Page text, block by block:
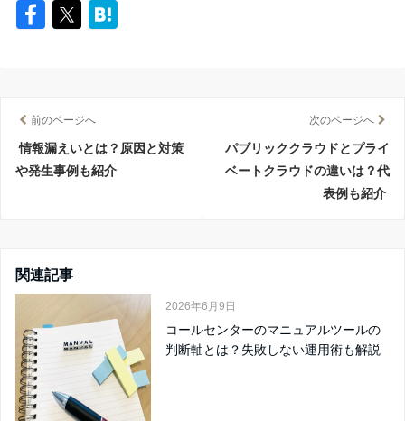
前のページへ
情報漏えいとは？原因と対策
や発生事例も紹介
次のページへ
パブリッククラウドとプライ
ベートクラウドの違いは？代
表例も紹介
関連記事
2026年6月9日
コールセンターのマニュアルツールの
判断軸とは？失敗しない運用術も解説